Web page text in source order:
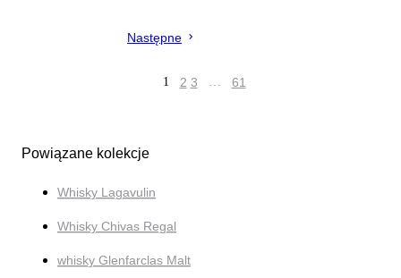
Następne
1 2 3 … 61
Powiązane kolekcje
Whisky Lagavulin
Whisky Chivas Regal
whisky Glenfarclas Malt